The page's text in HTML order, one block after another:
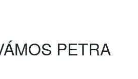
PETRA